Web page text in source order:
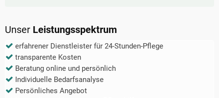
Unser Leistungsspektrum
erfahrener Dienstleister für 24-Stunden-Pflege
transparente Kosten
Beratung online und persönlich
Individuelle Bedarfsanalyse
Persönliches Angebot